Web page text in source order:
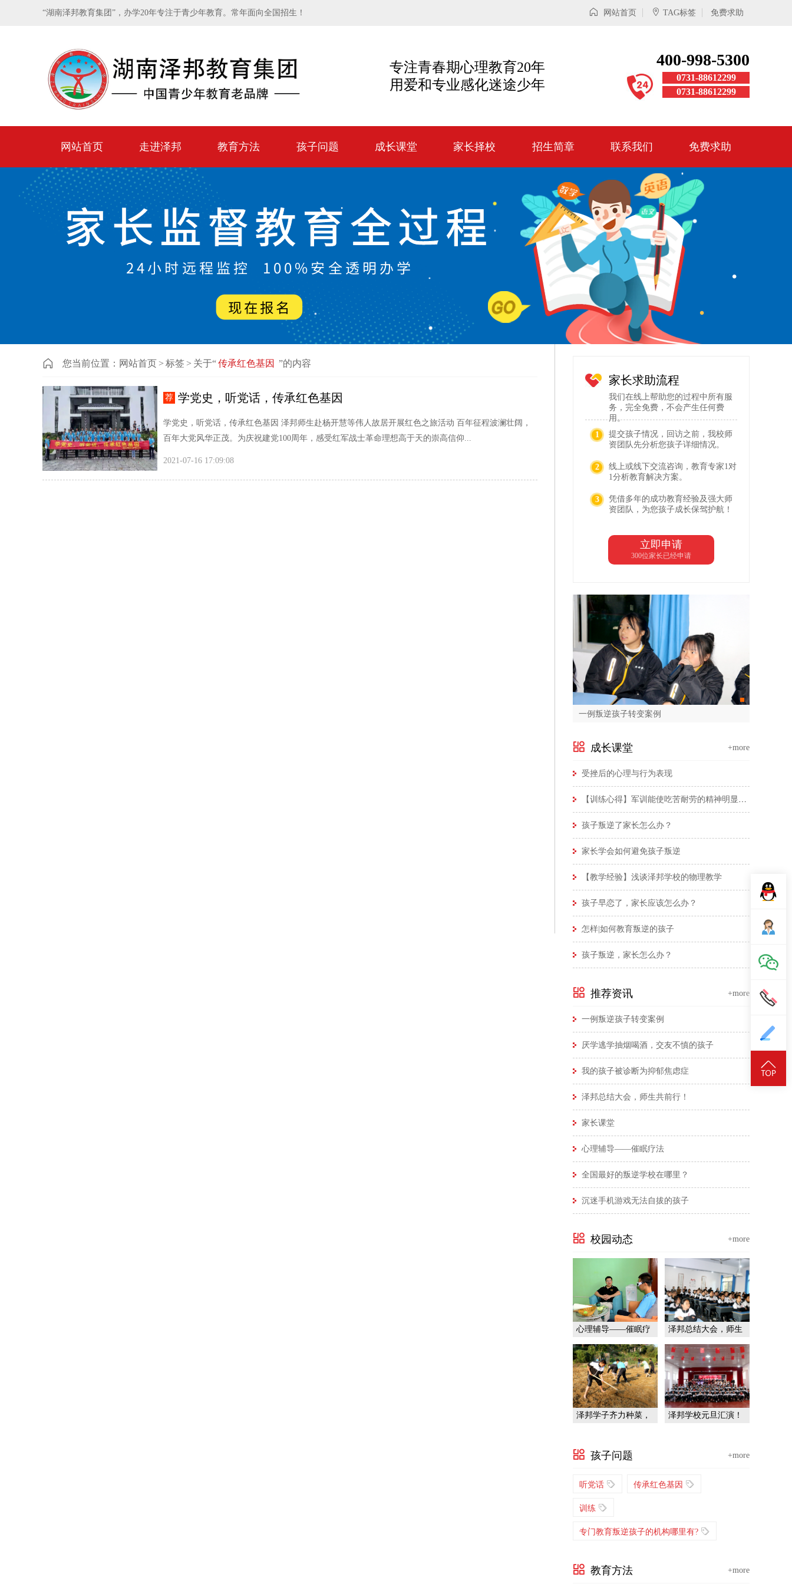
“湖南泽邦教育集团”，办学20年专注于青少年教育。常年面向全国招生！ 网站首页 TAG标签 免费求助
专注青春期心理教育20年
用爱和专业感化迷途少年
400-998-5300
0731-88612299
0731-88612299
网站首页 走进泽邦 教育方法 孩子问题 成长课堂 家长择校 招生简章 联系我们 免费求助
您当前位置： 网站首页 > 标签 > 关于“传承红色基因 ”的内容
荐 学党史，听党话，传承红色基因
学党史，听党话，传承红色基因 泽邦师生赴杨开慧等伟人故居开展红色之旅活动 百年征程波澜壮阔，
百年大党风华正茂。为庆祝建党100周年，感受红军战士革命理想高于天的崇高信仰...
2021-07-16 17:09:08
家长求助流程
我们在线上帮助您的过程中所有服
务，完全免费，不会产生任何费
用。
1
提交孩子情况，回访之前，我校师
资团队先分析您孩子详细情况。
2
线上或线下交流咨询，教育专家1对
1分析教育解决方案。
3
凭借多年的成功教育经验及强大师
资团队，为您孩子成长保驾护航！
立即申请
300位家长已经申请
一例叛逆孩子转变案例
成长课堂 +more
受挫后的心理与行为表现
【训练心得】军训能使吃苦耐劳的精神明显体现
孩子叛逆了家长怎么办？
家长学会如何避免孩子叛逆
【教学经验】浅谈泽邦学校的物理教学
孩子早恋了，家长应该怎么办？
怎样|如何教育叛逆的孩子
孩子叛逆，家长怎么办？
推荐资讯 +more
一例叛逆孩子转变案例
厌学逃学抽烟喝酒，交友不慎的孩子
我的孩子被诊断为抑郁焦虑症
泽邦总结大会，师生共前行！
家长课堂
心理辅导——催眠疗法
全国最好的叛逆学校在哪里？
沉迷手机游戏无法自拔的孩子
校园动态 +more
心理辅导——催眠疗
法
泽邦总结大会，师生
共前行！
泽邦学子齐力种菜，
泽邦学校元旦汇演！
孩子问题 +more
听党话 传承红色基因
训练
专门教育叛逆孩子的机构哪里有?
教育方法 +more